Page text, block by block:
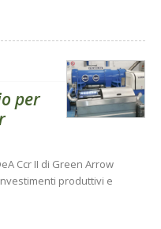
per
Ccr II di Green Arrow
produttivi e